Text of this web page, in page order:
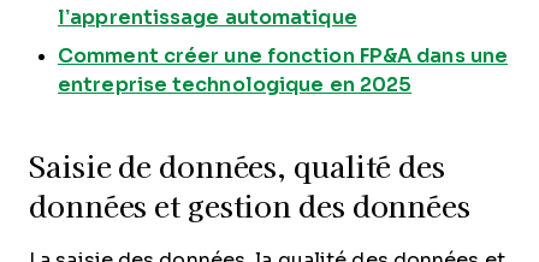
l’apprentissage automatique
Comment créer une fonction FP&A dans une
entreprise technologique en 2025
Saisie de données, qualité des
données et gestion des données